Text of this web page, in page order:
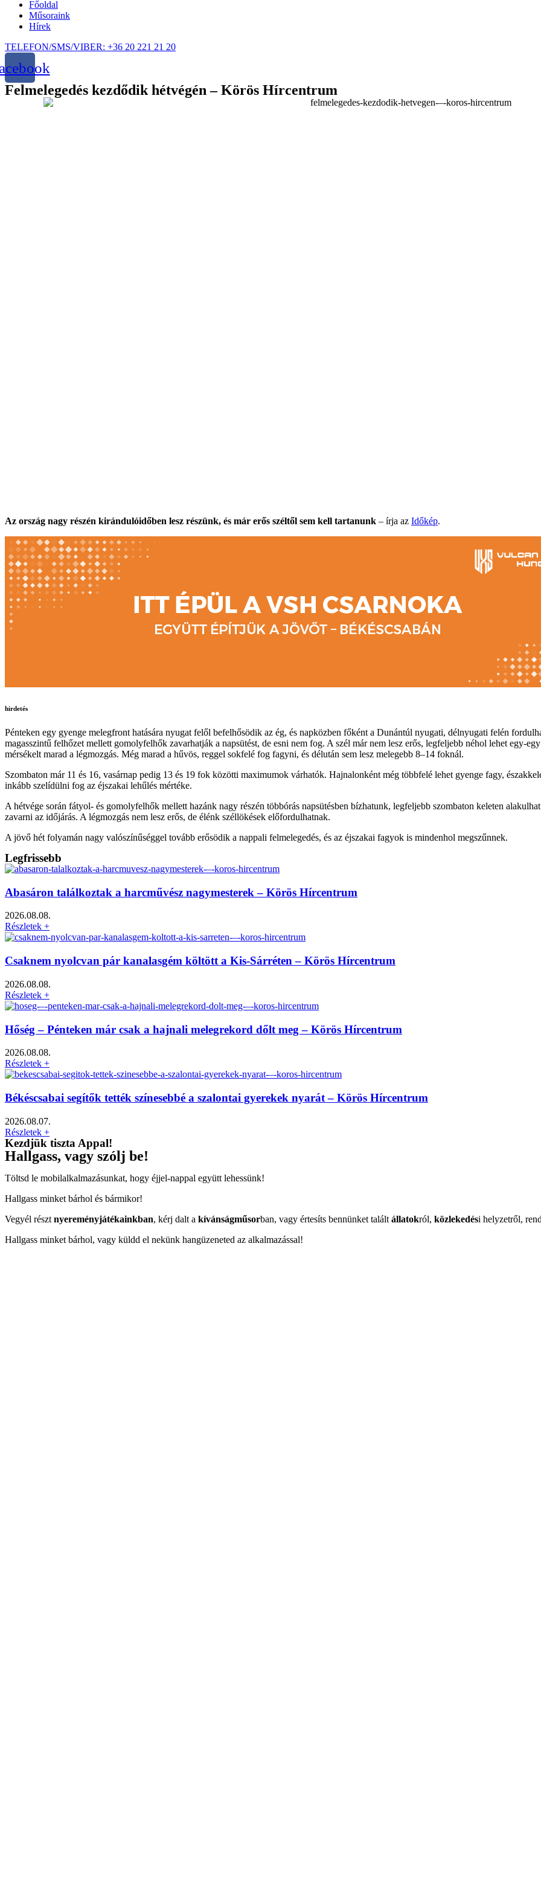
Főoldal
Műsoraink
Hírek
TELEFON/SMS/VIBER: +36 20 221 21 20
Felmelegedés kezdődik hétvégén – Körös Hírcentrum
Az ország nagy részén kirándulóidőben lesz részünk, és már erős széltől sem kell tartanunk – írja az Időkép.
hirdetés
Pénteken egy gyenge melegfront hatására nyugat felől befelhősödik az ég, és napközben főként a Dunántúl nyugati, délnyugati felén
magasszintű felhőzet mellett gomolyfelhők zavarhatják a napsütést, de esni nem fog. A szél már nem lesz erős, legfeljebb néhol lehet egy-
mérsékelt marad a légmozgás. Még marad a hűvös, reggel sokfelé fog fagyni, és délután sem lesz melegebb 8–14 foknál.
Szombaton már 11 és 16, vasárnap pedig 13 és 19 fok közötti maximumok várhatók. Hajnalonként még többfelé lehet gyenge fagy,
inkább szelídülni fog az éjszakai lehűlés mértéke.
A hétvége során fátyol- és gomolyfelhők mellett hazánk nagy részén többórás napsütésben bízhatunk, legfeljebb szombaton keleten
zavarni az időjárás. A légmozgás nem lesz erős, de élénk széllökések előfordulhatnak.
A jövő hét folyamán nagy valószínűséggel tovább erősödik a nappali felmelegedés, és az éjszakai fagyok is mindenhol megszűnnek.
Legfrissebb
Abasáron találkoztak a harcművész nagymesterek – Körös Hírcentrum
2026.08.08.
Részletek +
Csaknem nyolcvan pár kanalasgém költött a Kis-Sárréten – Körös Hírcentrum
2026.08.08.
Részletek +
Hőség – Pénteken már csak a hajnali melegrekord dőlt meg – Körös Hírcentrum
2026.08.08.
Részletek +
Békéscsabai segítők tették színesebbé a szalontai gyerekek nyarát – Körös Hírcentrum
2026.08.07.
Részletek +
Kezdjük tiszta Appal!
Hallgass, vagy szólj be!
Töltsd le mobilalkalmazásunkat, hogy éjjel-nappal együtt lehessünk!
Hallgass minket bárhol és bármikor!
Vegyél részt nyereményjátékainkban, kérj dalt a kívánságműsorban, vagy értesíts bennünket talált állatokról, közlekedési helyzetről,
Hallgass minket bárhol, vagy küldd el nekünk hangüzeneted az alkalmazással!